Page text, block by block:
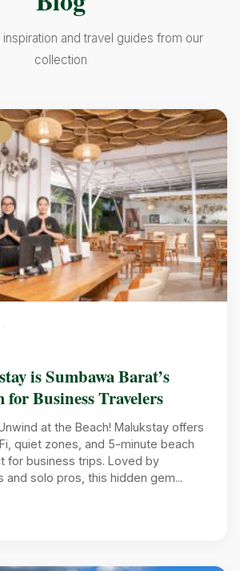
and travel guides from our
collection
is Sumbawa Barat’s
for Business Travelers
at the Beach! Malukstay offers
quiet zones, and 5-minute beach
business trips. Loved by
and solo pros, this hidden gem...